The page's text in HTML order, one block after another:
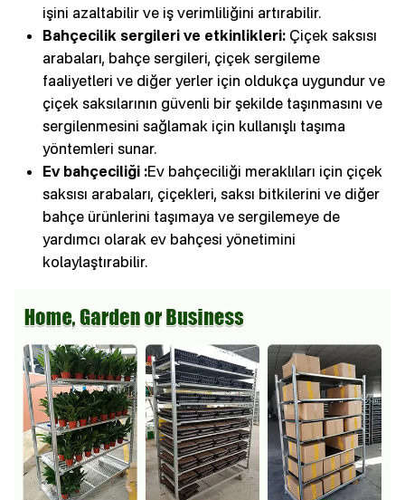
işini azaltabilir ve iş verimliliğini artırabilir.
Bahçecilik sergileri ve etkinlikleri: Çiçek saksısı
arabaları, bahçe sergileri, çiçek sergileme
faaliyetleri ve diğer yerler için oldukça uygundur ve
çiçek saksılarının güvenli bir şekilde taşınmasını ve
sergilenmesini sağlamak için kullanışlı taşıma
yöntemleri sunar.
Ev bahçeciliği :Ev bahçeciliği meraklıları için çiçek
saksısı arabaları, çiçekleri, saksı bitkilerini ve diğer
bahçe ürünlerini taşımaya ve sergilemeye de
yardımcı olarak ev bahçesi yönetimini
kolaylaştırabilir.